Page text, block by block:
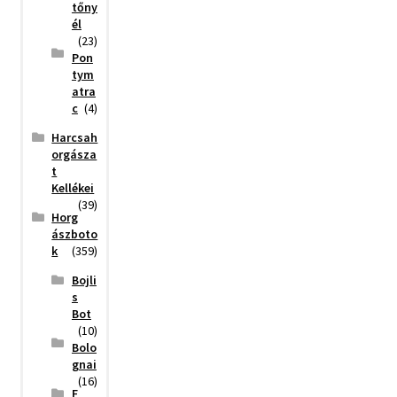
tőny
él
(23)
Pon
tym
atra
c (4)
Harcsah
orgásza
t
Kellékei
(39)
Horg
ászboto
k
(359)
Bojli
s
Bot
(10)
Bolo
gnai
(16)
F